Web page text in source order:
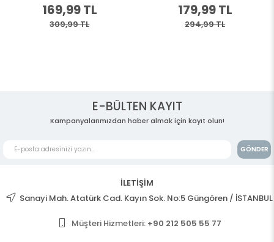
169,99 TL
309,99 TL
179,99 TL
294,99 TL
E-BÜLTEN KAYIT
Kampanyalarımızdan haber almak için kayıt olun!
GÖNDER
İLETİŞİM
Sanayi Mah. Atatürk Cad. Kayın Sok. No:5 Güngören / İSTANBUL
Müşteri Hizmetleri: +90 212 505 55 77